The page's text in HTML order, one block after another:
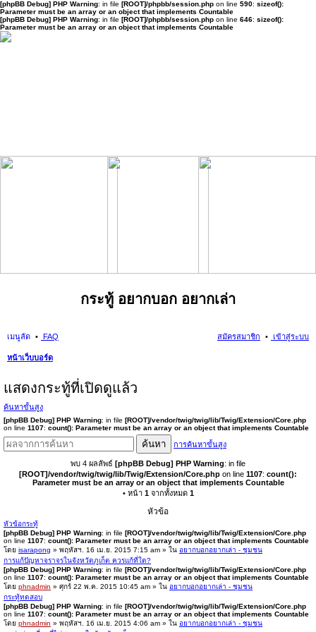
[phpBB Debug] PHP Warning: in file [ROOT]/phpbb/session.php on line 590: sizeof():
Parameter must be an array or an object that implements Countable
[phpBB Debug] PHP Warning: in file [ROOT]/phpbb/session.php on line 646: sizeof():
Parameter must be an array or an object that implements Countable
กระทู้ อยากบอก อยากเล่า
เมนูลัด FAQ เข้าสู่ระบบ
สมัครสมาชิก
หน้าเว็บบอร์ด
แสดงกระทู้ที่เปิดดูแล้ว
ค้นหาขั้นสูง
[phpBB Debug] PHP Warning: in file [ROOT]/vendor/twig/twig/lib/Twig/Extension/Core.php
on line 1107: count(): Parameter must be an array or an object that implements Countable
ค้นหา การค้นหาขั้นสูง
พบ 4 ผลลัพธ์ [phpBB Debug] PHP Warning: in file
[ROOT]/vendor/twig/twig/lib/Twig/Extension/Core.php on line 1107: count():
Parameter must be an array or an object that implements Countable
• หน้า 1จากทั้งหมด 1
หัวข้อ
หัวข้อกระทู้
[phpBB Debug] PHP Warning: in file [ROOT]/vendor/twig/twig/lib/Twig/Extension/Core.php
on line 1107: count(): Parameter must be an array or an object that implements Countable
โดย isarapong » พฤหัสฯ. 16 เม.ย. 2015 7:15 am » ใน อยากบอกอยากเล่า - ชุมชน
การแก้ปัญหาจราจรในจังหวัดภูเก็ต ควรแก้ที่ใด?
[phpBB Debug] PHP Warning: in file [ROOT]/vendor/twig/twig/lib/Twig/Extension/Core.php
on line 1107: count(): Parameter must be an array or an object that implements Countable
โดย phnadmin » ศุกร์ 22 พ.ค. 2015 10:45 am » ใน อยากบอกอยากเล่า - ชุมชน
กระทู้ทดสอบ
[phpBB Debug] PHP Warning: in file [ROOT]/vendor/twig/twig/lib/Twig/Extension/Core.php
on line 1107: count(): Parameter must be an array or an object that implements Countable
โดย phnadmin » พฤหัสฯ. 16 เม.ย. 2015 4:06 am » ใน อยากบอกอยากเล่า - ชุมชน